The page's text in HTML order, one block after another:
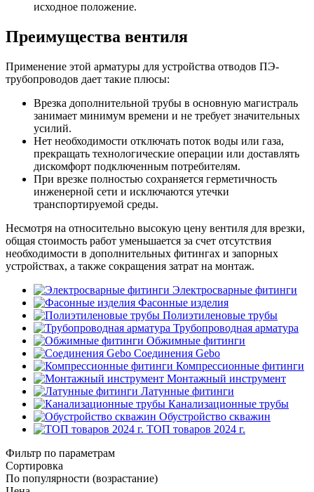
исходное положение.
Преимущества вентиля
Применение этой арматуры для устройства отводов ПЭ-
трубопроводов дает такие плюсы:
Врезка дополнительной трубы в основную магистраль
занимает минимум времени и не требует значительных
усилий.
Нет необходимости отключать поток воды или газа,
прекращать технологические операции или доставлять
дискомфорт подключенным потребителям.
При врезке полностью сохраняется герметичность
инженерной сети и исключаются утечки
транспортируемой среды.
Несмотря на относительно высокую цену вентиля для врезки,
общая стоимость работ уменьшается за счет отсутствия
необходимости в дополнительных фитингах и запорных
устройствах, а также сокращения затрат на монтаж.
Электросварные фитинги
Фасонные изделия
Полиэтиленовые трубы
Трубопроводная арматура
Обжимные фитинги
Соединения Gebo
Компрессионные фитинги
Монтажный инструмент
Латунные фитинги
Канализационные трубы
Обустройство скважин
ТОП товаров 2024 г.
Фильтр по параметрам
Сортировка
По популярности (возрастание)